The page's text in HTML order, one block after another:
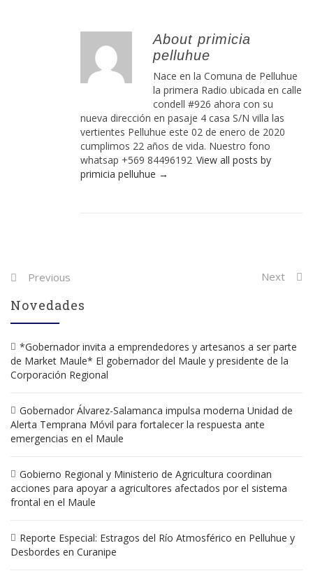
About primicia
pelluhue
Nace en la Comuna de Pelluhue
la primera Radio ubicada en calle
condell #926 ahora con su
nueva dirección en pasaje 4 casa S/N villa las
vertientes Pelluhue este 02 de enero de 2020
cumplimos 22 años de vida. Nuestro fono
whatsap +569 84496192 View all posts by
primicia pelluhue →
Post
navigation
Previous Next
Novedades
*Gobernador invita a emprendedores y artesanos a ser parte
de Market Maule* El gobernador del Maule y presidente de la
Corporación Regional
Gobernador Álvarez-Salamanca impulsa moderna Unidad de
Alerta Temprana Móvil para fortalecer la respuesta ante
emergencias en el Maule
Gobierno Regional y Ministerio de Agricultura coordinan
acciones para apoyar a agricultores afectados por el sistema
frontal en el Maule
Reporte Especial: Estragos del Río Atmosférico en Pelluhue y
Desbordes en Curanipe